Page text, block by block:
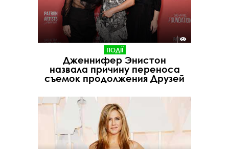
ПОДІЇ
Дженнифер Энистон
назвала причину переноса
съемок продолжения Друзей